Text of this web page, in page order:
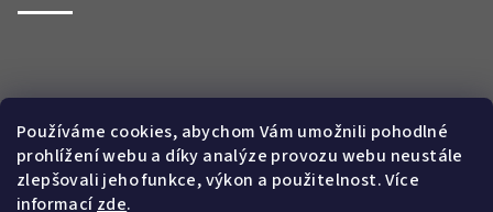
Používáme cookies, abychom Vám umožnili pohodlné
prohlížení webu a díky analýze provozu webu neustále
zlepšovali jeho funkce, výkon a použitelnost. Více
informacízde.